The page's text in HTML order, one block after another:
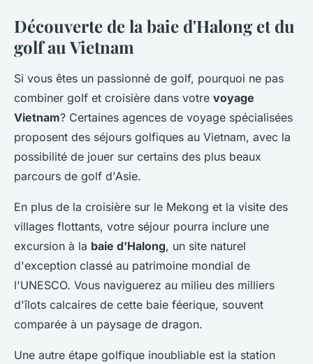
Découverte de la baie d'Halong et du
golf au Vietnam
Si vous êtes un passionné de golf, pourquoi ne pas
combiner golf et croisière dans votre voyage
Vietnam? Certaines agences de voyage spécialisées
proposent des séjours golfiques au Vietnam, avec la
possibilité de jouer sur certains des plus beaux
parcours de golf d'Asie.
En plus de la croisière sur le Mekong et la visite des
villages flottants, votre séjour pourra inclure une
excursion à la baie d'Halong, un site naturel
d'exception classé au patrimoine mondial de
l'UNESCO. Vous naviguerez au milieu des milliers
d'îlots calcaires de cette baie féerique, souvent
comparée à un paysage de dragon.
Une autre étape golfique inoubliable est la station